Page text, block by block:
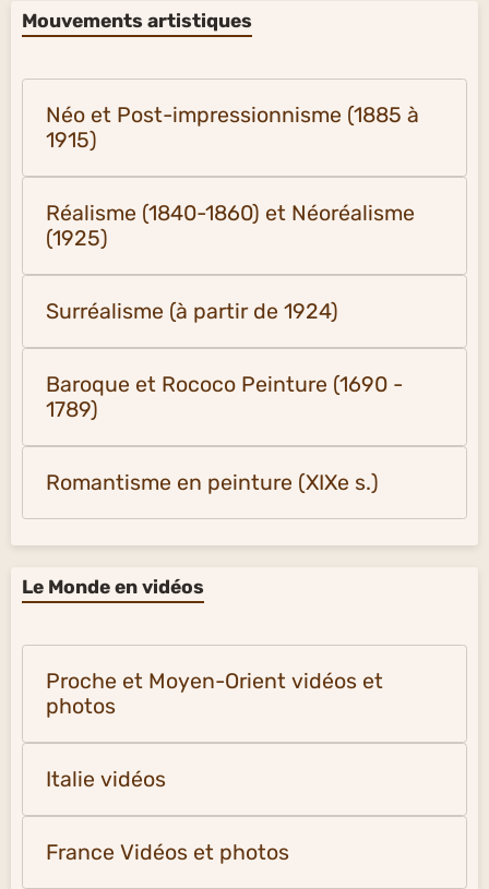
Mouvements artistiques
Néo et Post-impressionnisme (1885 à
1915)
Réalisme (1840-1860) et Néoréalisme
(1925)
Surréalisme (à partir de 1924)
Baroque et Rococo Peinture (1690 -
1789)
Romantisme en peinture (XIXe s.)
Le Monde en vidéos
Proche et Moyen-Orient vidéos et
photos
Italie vidéos
France Vidéos et photos